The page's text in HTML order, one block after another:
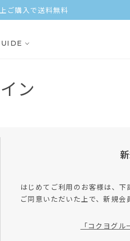
ご購入で送料無料
ン
はじめてご利用のお客様は、
ご同意いただいた上で、新規会
「コクヨグル